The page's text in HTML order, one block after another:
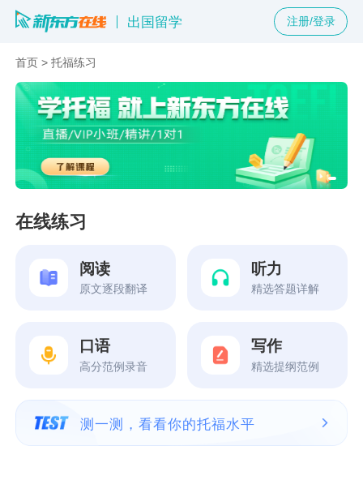
出国留学 注册/登录
首页 >托福练习
在线练习
阅读
原文逐段翻译
听力
精选答题详解
口语
高分范例录音
写作
精选提纲范例
测一测，看看你的托福水平